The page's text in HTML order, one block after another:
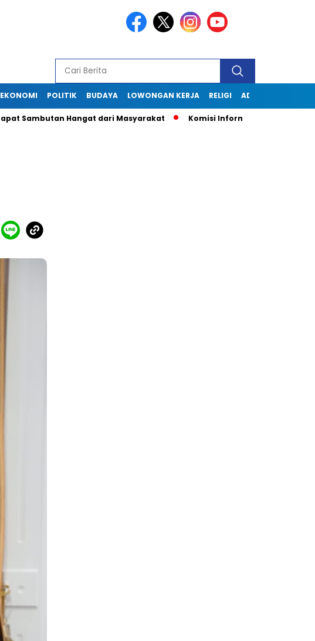
EKONOMI POLITIK BUDAYA LOWONGAN KERJA RELIGI ADVERTORIAL
Hangat dari Masyarakat Komisi Informasi Jabar Kunjungi